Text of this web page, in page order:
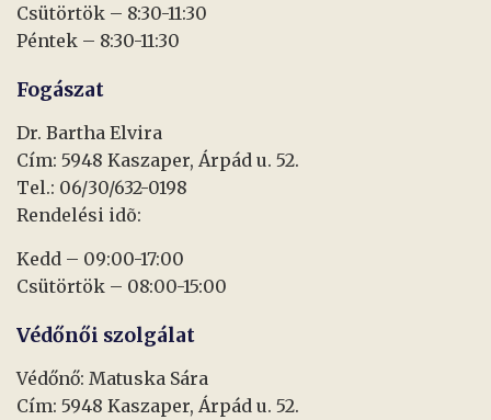
Csütörtök – 8:30-11:30
Péntek – 8:30-11:30
Fogászat
Dr. Bartha Elvira
Cím: 5948 Kaszaper, Árpád u. 52.
Tel.: 06/30/632-0198
Rendelési idõ:
Kedd – 09:00-17:00
Csütörtök – 08:00-15:00
Védőnői szolgálat
Védőnő: Matuska Sára
Cím: 5948 Kaszaper, Árpád u. 52.